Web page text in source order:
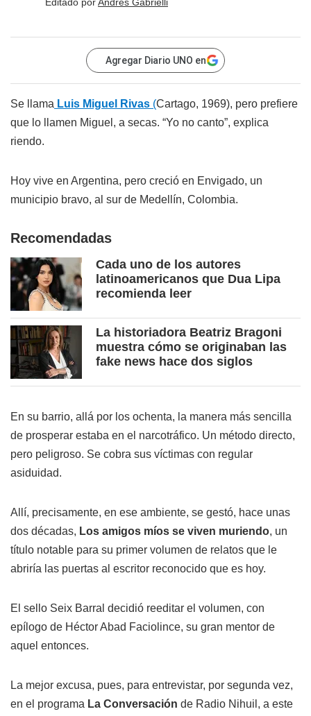
Agregar Diario UNO en
Se llama Luis Miguel Rivas (Cartago, 1969), pero prefiere
que lo llamen Miguel, a secas. “Yo no canto”, explica
riendo.
Hoy vive en Argentina, pero creció en Envigado, un
municipio bravo, al sur de Medellín, Colombia.
Recomendadas
Cada uno de los autores
latinoamericanos que Dua Lipa
recomienda leer
La historiadora Beatriz Bragoni
muestra cómo se originaban las
fake news hace dos siglos
En su barrio, allá por los ochenta, la manera más sencilla
de prosperar estaba en el narcotráfico. Un método directo,
pero peligroso. Se cobra sus víctimas con regular
asiduidad.
Allí, precisamente, en ese ambiente, se gestó, hace unas
dos décadas, Los amigos míos se viven muriendo, un
título notable para su primer volumen de relatos que le
abriría las puertas al escritor reconocido que es hoy.
El sello Seix Barral decidió reeditar el volumen, con
epílogo de Héctor Abad Faciolince, su gran mentor de
aquel entonces.
La mejor excusa, pues, para entrevistar, por segunda vez,
en el programa La Conversación de Radio Nihuil, a este